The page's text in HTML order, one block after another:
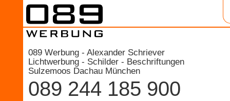
089 Werbung - Alexander Schriever
Lichtwerbung - Schilder - Beschriftungen
Sulzemoos Dachau München
089 244 185 900